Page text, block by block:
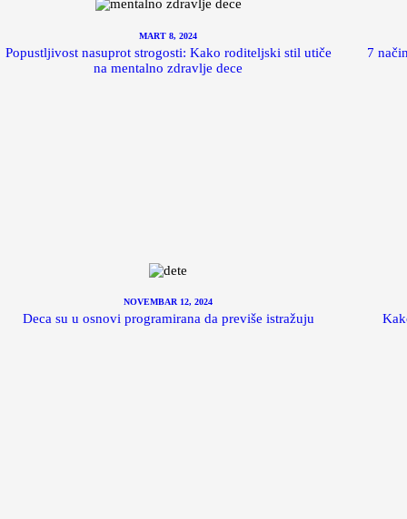
MART 8, 2024
Popustljivost nasuprot strogosti: Kako roditeljski stil utiče
na mentalno zdravlje dece
7
NOVEMBAR 12, 2024
Deca su u osnovi programirana da previše istražuju